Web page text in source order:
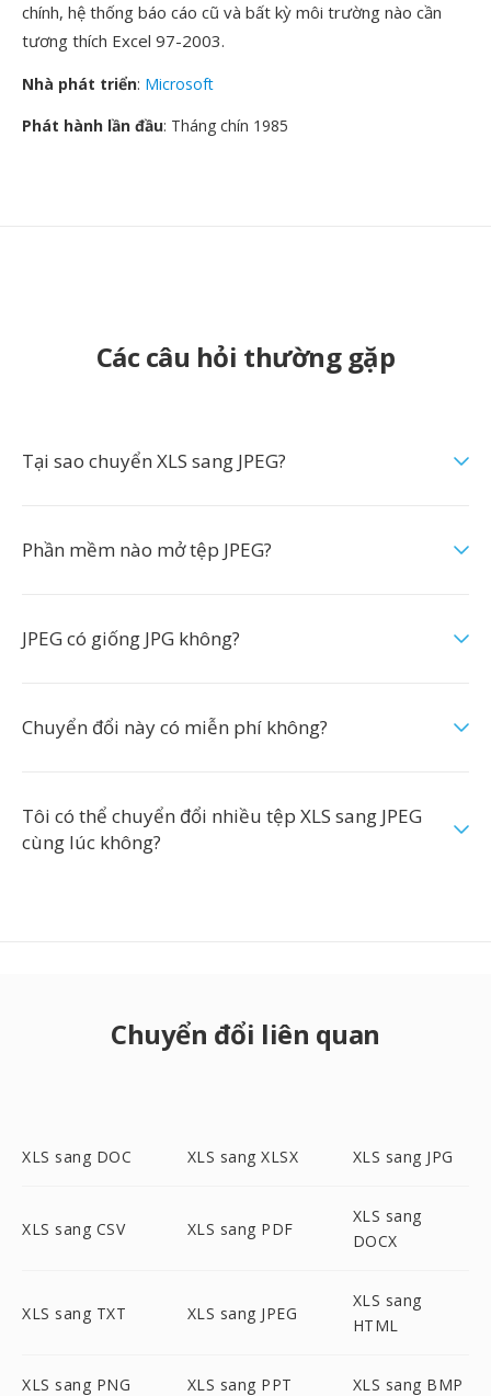
chính, hệ thống báo cáo cũ và bất kỳ môi trường nào cần
tương thích Excel 97-2003.
Nhà phát triển: Microsoft
Phát hành lần đầu: Tháng chín 1985
Các câu hỏi thường gặp
Tại sao chuyển XLS sang JPEG?
Phần mềm nào mở tệp JPEG?
JPEG có giống JPG không?
Chuyển đổi này có miễn phí không?
Tôi có thể chuyển đổi nhiều tệp XLS sang JPEG
cùng lúc không?
Chuyển đổi liên quan
XLS sang DOC XLS sang XLSX XLS sang JPG
XLS sang CSV XLS sang PDF
XLS sang
DOCX
XLS sang TXT XLS sang JPEG
XLS sang
HTML
XLS sang PNG XLS sang PPT XLS sang BMP